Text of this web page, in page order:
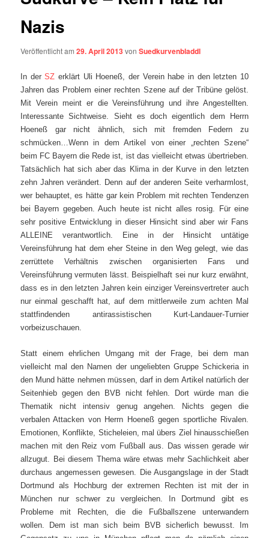
Nazis
Veröffentlicht am29. April 2013vonSuedkurvenbladdl
In derSZerklärt Uli Hoeneß, der Verein habe in den letzten 10
Jahren das Problem einer rechten Szene auf der Tribüne gelöst.
Mit Verein meint er die Vereinsführung und ihre Angestellten.
Interessante Sichtweise. Sieht es doch eigentlich dem Herrn
Hoeneß gar nicht ähnlich, sich mit fremden Federn zu
schmücken…Wenn in dem Artikel von einer „rechten Szene“
beim FC Bayern die Rede ist, ist das vielleicht etwas übertrieben.
Tatsächlich hat sich aber das Klima in der Kurve in den letzten
zehn Jahren verändert. Denn auf der anderen Seite verharmlost,
wer behauptet, es hätte gar kein Problem mit rechten Tendenzen
bei Bayern gegeben. Auch heute ist nicht alles rosig. Für eine
sehr positive Entwicklung in dieser Hinsicht sind aber wir Fans
ALLEINE verantwortlich. Eine in der Hinsicht untätige
Vereinsführung hat dem eher Steine in den Weg gelegt, wie das
zerrüttete Verhältnis zwischen organisierten Fans und
Vereinsführung vermuten lässt. Beispielhaft sei nur kurz erwähnt,
dass es in den letzten Jahren kein einziger Vereinsvertreter auch
nur einmal geschafft hat, auf dem mittlerweile zum achten Mal
stattfindenden antirassistischen Kurt-Landauer-Turnier
vorbeizuschauen.
Statt einem ehrlichen Umgang mit der Frage, bei dem man
vielleicht mal den Namen der ungeliebten Gruppe Schickeria in
den Mund hätte nehmen müssen, darf in dem Artikel natürlich der
Seitenhieb gegen den BVB nicht fehlen. Dort würde man die
Thematik nicht intensiv genug angehen. Nichts gegen die
verbalen Attacken von Herrn Hoeneß gegen sportliche Rivalen.
Emotionen, Konflikte, Sticheleien, mal übers Ziel hinausschießen
machen mit den Reiz vom Fußball aus. Das wissen gerade wir
allzugut. Bei diesem Thema wäre etwas mehr Sachlichkeit aber
durchaus angemessen gewesen. Die Ausgangslage in der Stadt
Dortmund als Hochburg der extremen Rechten ist mit der in
München nur schwer zu vergleichen. In Dortmund gibt es
Probleme mit Rechten, die die Fußballszene unterwandern
wollen. Dem ist man sich beim BVB sicherlich bewusst. Im